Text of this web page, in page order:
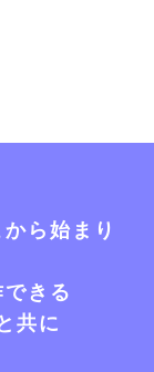
ら始まり
きる
共に